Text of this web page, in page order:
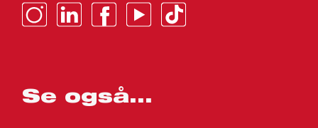
Se også...